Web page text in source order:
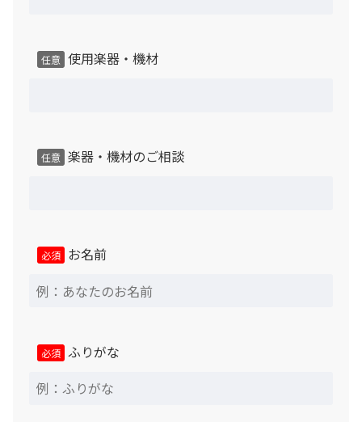
保証について
任意 使用楽器・機材
任意 楽器・機材のご相談
必須 お名前
必須 ふりがな